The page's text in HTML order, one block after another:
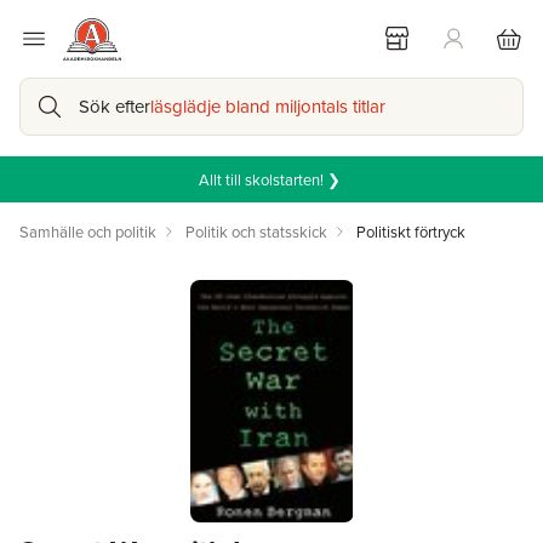
Sök efterläsglädje bland miljontals titlar
Allt till skolstarten! ❯
Samhälle och politik Politik och statsskick Politiskt förtryck